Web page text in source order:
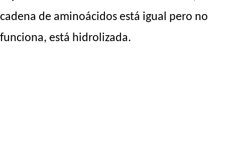
cadena de aminoácidos está igual pero no
funciona, está hidrolizada.